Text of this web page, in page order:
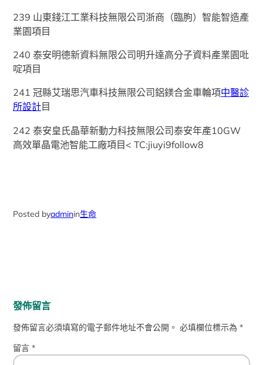
239 山東錢江工業科技無限公司浙商（臨朐）智能智造產
業園項目
240 泰安明德新資料無限公司明升達高分子資料產業園吡
啶項目
241 冠縣艾瑞思汽車科技無限公司鋁鎂合金車輪項中醫診
所設計目
242 泰安皇氏晶華新動力科技無限公司泰安年產10GW
高效單晶電池智能工廠項目< TC:jiuyi9follow8
Posted byadminin生命
發佈留言
發佈留言必須填寫的電子郵件地址不會公開。 必填欄位標示為*
留言*